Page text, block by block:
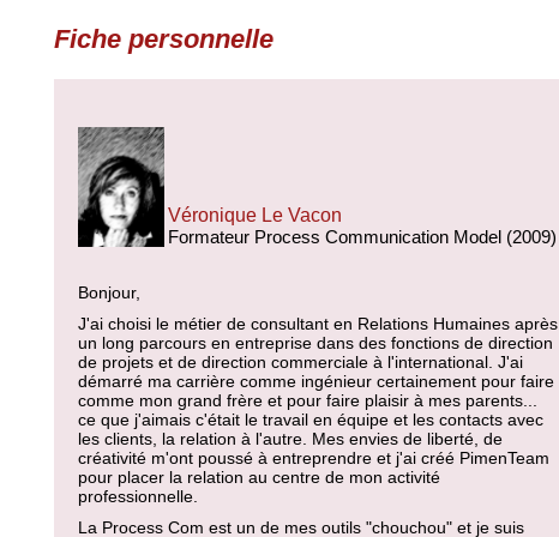
Fiche personnelle
Véronique Le Vacon
Formateur Process Communication Model (2009)
Bonjour,
J'ai choisi le métier de consultant en Relations Humaines après
un long parcours en entreprise dans des fonctions de direction
de projets et de direction commerciale à l'international. J'ai
démarré ma carrière comme ingénieur certainement pour faire
comme mon grand frère et pour faire plaisir à mes parents...
ce que j'aimais c'était le travail en équipe et les contacts avec
les clients, la relation à l'autre. Mes envies de liberté, de
créativité m'ont poussé à entreprendre et j'ai créé PimenTeam
pour placer la relation au centre de mon activité
professionnelle.
La Process Com est un de mes outils "chouchou" et je suis